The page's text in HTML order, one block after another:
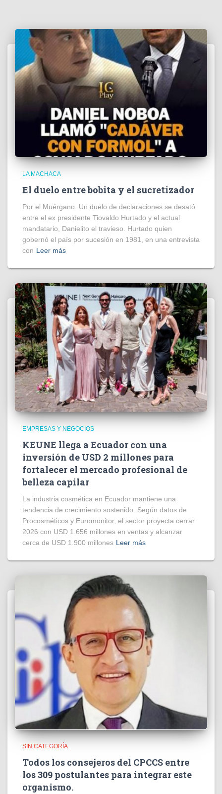
LA MACHACA
El duelo entre bobita y el sucretizador
Por el Muérgano. Un duelo de declaraciones se desató
entre el ex presidente Tiovaldo Hurtado y el actual
mandatario, Danielito el travieso. Hurtado quien
gobernó el país por sucesión en 1981, en una entrevista
con Leer más
EMPRESAS Y NEGOCIOS
KEUNE llega a Ecuador con una
inversión de USD 2 millones para
fortalecer el mercado profesional de
belleza capilar
La industria cosmética en Ecuador mantiene una
tendencia de crecimiento sostenido. Según datos de
Procosméticos y Euromonitor, el sector proyecta cerrar
2026 con USD 1.656 millones en ventas y alcanzar
cerca de USD 1.900 millones Leer más
SIN CATEGORÍA
Todos los consejeros del CPCCS entre
los 309 postulantes para integrar este
organismo.